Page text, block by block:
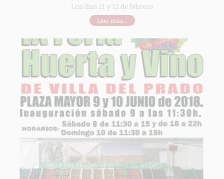
Los días 11 y 12 de febrero
Leer más...